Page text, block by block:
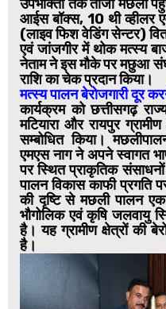
उपभोक्ता तक ताजी मछली
आईस बॉक्स, 10 थी व्हीलर
(लाइव फिश वेडिंग सेन्टर)
एवं जांजगीर में थोक मत्स्य
नेताम ने इस मौके पर मछुआ
राशि का चेक प्रदान किया।
मत्स्य पालन बेरोजगारी दूर
कार्यक्रम को छत्तीसगढ़
मटियारा और रायपुर
सम्बोधित किया।
एमएस नाग ने अपने स्वागत
पर स्थित प्राकृतिक संसाधनों
पालन विकास काफी
की दृष्टि से मछली पालन
भौगोलिक एवं कृषि जलवायु
है। यह ग्रामीण क्षेत्रों की
है।